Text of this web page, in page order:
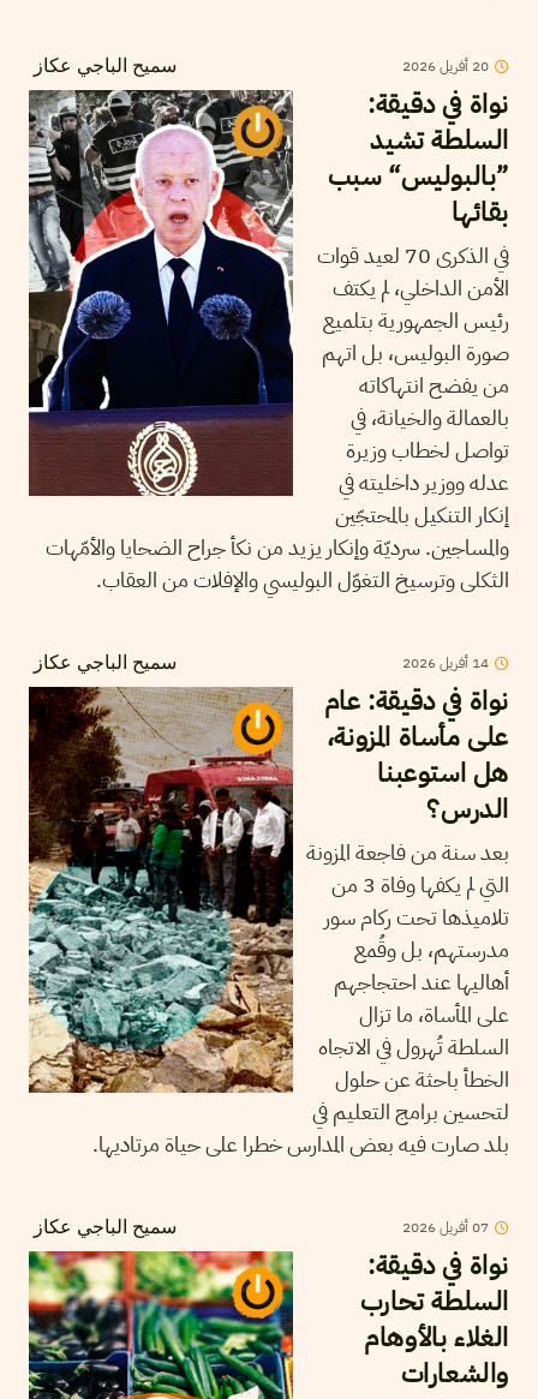
سميح الباجي عكاز 20 أفريل2026
نواة في دقيقة:
السلطة تشيد
”بالبوليس“ سبب
بقائها
في الذكرى 70 لعيد قوات
الأمن الداخلي، لم يكتف
رئيس الجمهورية بتلميع
صورة البوليس، بل اتهم
من يفضح انتهاكاته
بالعمالة والخيانة، في
تواصل لخطاب وزيرة
عدله ووزير داخليته في
إنكار التنكيل بالمحتجّين
والمساجين. سرديّة وإنكار يزيد من نكأ جراح الضحايا والأمّهات
الثكلى وترسيخ التغوّل البوليسي والإفلات من العقاب.
سميح الباجي عكاز 14 أفريل2026
نواة في دقيقة: عام
على مأساة المزونة،
هل استوعبنا
الدرس؟
بعد سنة من فاجعة المزونة
التي لم يكفها وفاة 3 من
تلاميذها تحت ركام سور
مدرستهم، بل وقُمع
أهاليها عند احتجاجهم
على المأساة، ما تزال
السلطة تُهرول في الاتجاه
الخطأ باحثة عن حلول
لتحسين برامج التعليم في
بلد صارت فيه بعض المدارس خطرا على حياة مرتاديها.
سميح الباجي عكاز 07أفريل2026
نواة في دقيقة:
السلطة تحارب
الغلاء بالأوهام
والشعارات